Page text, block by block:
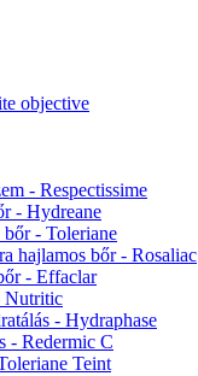
objective
- Respectissime
- Hydreane
- Toleriane
hajlamos bőr - Rosaliac
- Effaclar
Nutritic
- Hydraphase
- Redermic C
Teint